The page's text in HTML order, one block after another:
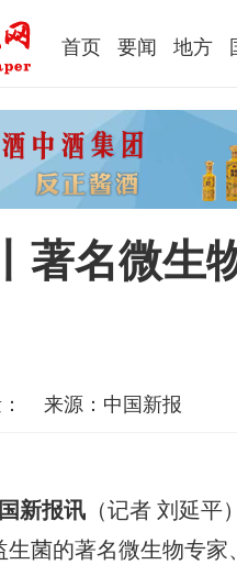
首页 要闻 地方
著名微生
来源：中国新报
新报讯 （记者 刘延
生菌的著名微生物专